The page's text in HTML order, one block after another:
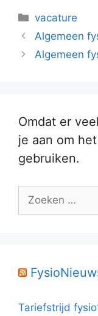
Categorieën
vacature
Algemeen
Algemeen
Omdat er
je aan om
gebruiken.
Zoek
Tariefstrijd